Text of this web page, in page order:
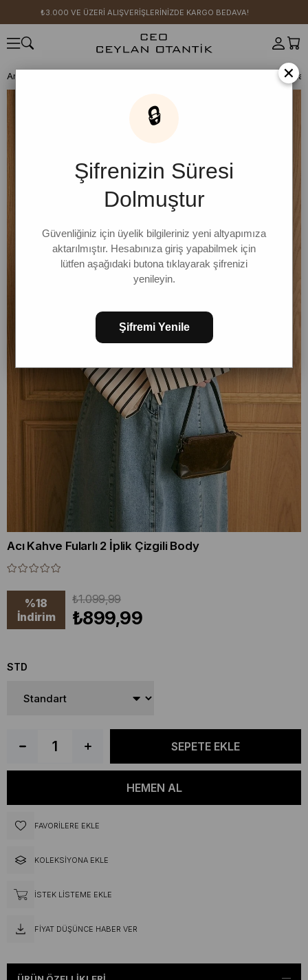
₺3.000 VE ÜZERİ ALIŞVERİŞLERİNİZDE KARGO BEDAVA!
Anasayfa Acı Kahve
Acı Kahve Fularlı 2 İplik Çizgili Body
%18
İndirim
₺1.099,99
₺899,99
STD
FAVORILERE EKLE
KOLEKSIYONA EKLE
İSTEK LISTEME EKLE
FIYAT DÜŞÜNCE HABER VER
×
🔒
Şifrenizin Süresi
Dolmuştur
Güvenliğiniz için üyelik bilgileriniz yeni altyapımıza
aktarılmıştır. Hesabınıza giriş yapabilmek için
lütfen aşağıdaki butona tıklayarak şifrenizi
yenileyin.
Şifremi Yenile